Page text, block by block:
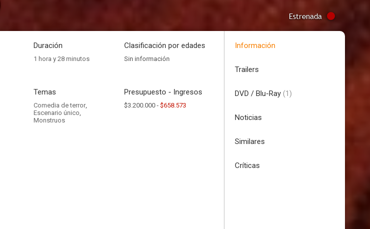
Estrenada
Duración
1 hora y 28 minutos
Clasificación por edades
Sin información
Temas
Comedia de terror,
Escenario único,
Monstruos
Presupuesto - Ingresos
$3.200.000 - $658.573
Información
Trailers
DVD / Blu-Ray (1)
Noticias
Similares
Críticas